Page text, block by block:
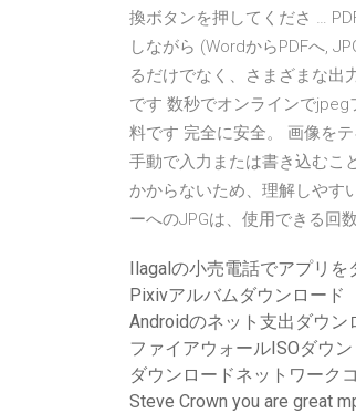
換ボタンを押してくださ …
しながら (WordからPDFへ,
るだけでなく、さまざまな出
です 数秒でオンラインで
料です 完全に安全。 画像を
手動で入力または書き込むこ
かからないため、理解しやす
ーへのJPGは、使用できる回
Ilagalの小売電話でアプリ
Pixivアルバムダウンロード
Androidのネット支出ダウン
ファイアウォールISOダウ
ダウンロードネットワーク
Steve Crown you are great